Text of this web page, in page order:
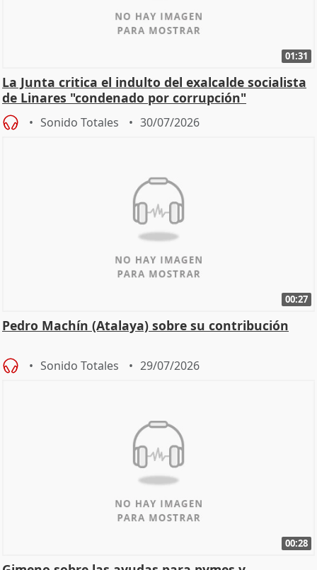
01:31
La Junta critica el indulto del exalcalde socialista
de Linares "condenado por corrupción"
Sonido Totales 30/07/2026
00:27
Pedro Machín (Atalaya) sobre su contribución
Sonido Totales 29/07/2026
00:28